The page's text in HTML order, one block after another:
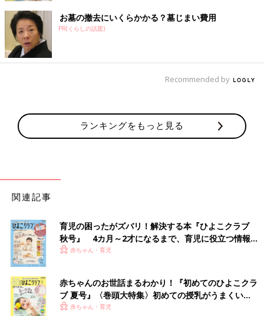
「鍋が熱いし、油で周りが汚れそう。それに一度もしたことがな
く違和感がある」（すけぴっぴ）
「昔から親にダメと言われてきたので抵抗がある。猫舌なのもあ
ります」（きき）
「品がない」（もな）
きをだしたりと意外と手間がかかるから」（ゆう）
理由を聞いてみると、それぞれに言い分がありますね。
ちなみに、ググってみると、ラーメンを作ってそのまま食べられ
る鍋や調理グッズがいろいろと発売されていることがわかりまし
その中でも、シンプルなデザインで999円と値段がお手頃な商品
をニトリネットで発見！ニトリから生まれた
お墓の撤去にいくらかかる？墓じまい費用
PR(くらしの話題)
Recommended by
ランキングをもっと見る
関連記事
育児の困ったがズバリ！解決する本『ひよこクラブ
秋号』 4カ月～2才になるまで、育児に役立つ情報が
いっぱい！
赤ちゃん・育児
赤ちゃんのお世話まるわかり！『初めてのひよこクラ
ブ 夏号』〈巻頭大特集〉初めての授乳がうまくい
く！ おっぱい・ミルクの基本と夏のトラブル 解決テ
赤ちゃん・育児